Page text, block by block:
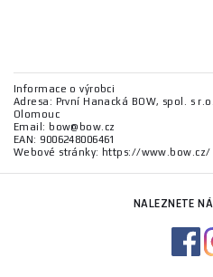
Informace o výrobci
Adresa: První Hanacká BOW, spol. s
Olomouc
Email: bow@bow.cz
EAN: 9006248006461
Webové stránky: https://www.bow.cz/
NALEZNETE